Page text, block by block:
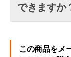
できますか
この商品をメ